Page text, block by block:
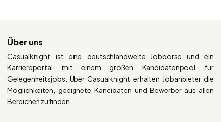
Über uns
Casualknight ist eine deutschlandweite Jobbörse und ein
Karriereportal mit einem großen Kandidatenpool für
Gelegenheitsjobs. Über Casualknight erhalten Jobanbieter die
Möglichkeiten, geeignete Kandidaten und Bewerber aus allen
Bereichen zu finden.